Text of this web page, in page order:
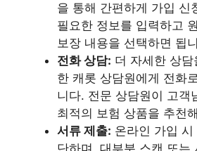
을 통해 간편하게 가입 신
필요한 정보를 입력하고
보장 내용을 선택하면 됩
전화 상담: 더 자세한 상담
한 캐롯 상담원에게 전화
니다. 전문 상담원이 고객
최적의 보험 상품을 추천
서류 제출: 온라인 가입